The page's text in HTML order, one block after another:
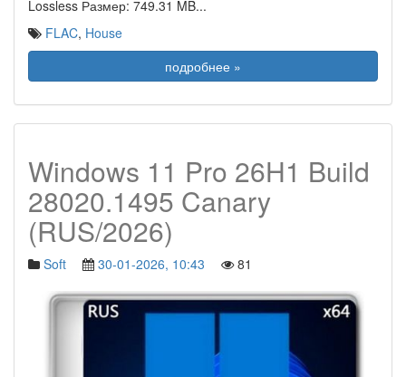
Lossless Размер: 749.31 MB...
FLAC, House
подробнее »
Windows 11 Pro 26H1 Build
28020.1495 Canary
(RUS/2026)
Soft 30-01-2026, 10:43 81